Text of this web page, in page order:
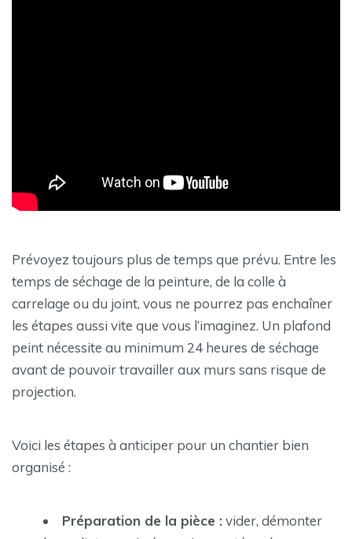
Prévoyez toujours plus de temps que prévu. Entre les
temps de séchage de la peinture, de la colle à
carrelage ou du joint, vous ne pourrez pas enchaîner
les étapes aussi vite que vous l’imaginez. Un plafond
peint nécessite au minimum 24 heures de séchage
avant de pouvoir travailler aux murs sans risque de
projection.
Voici les étapes à anticiper pour un chantier bien
organisé :
Préparation de la pièce : vider, démonter